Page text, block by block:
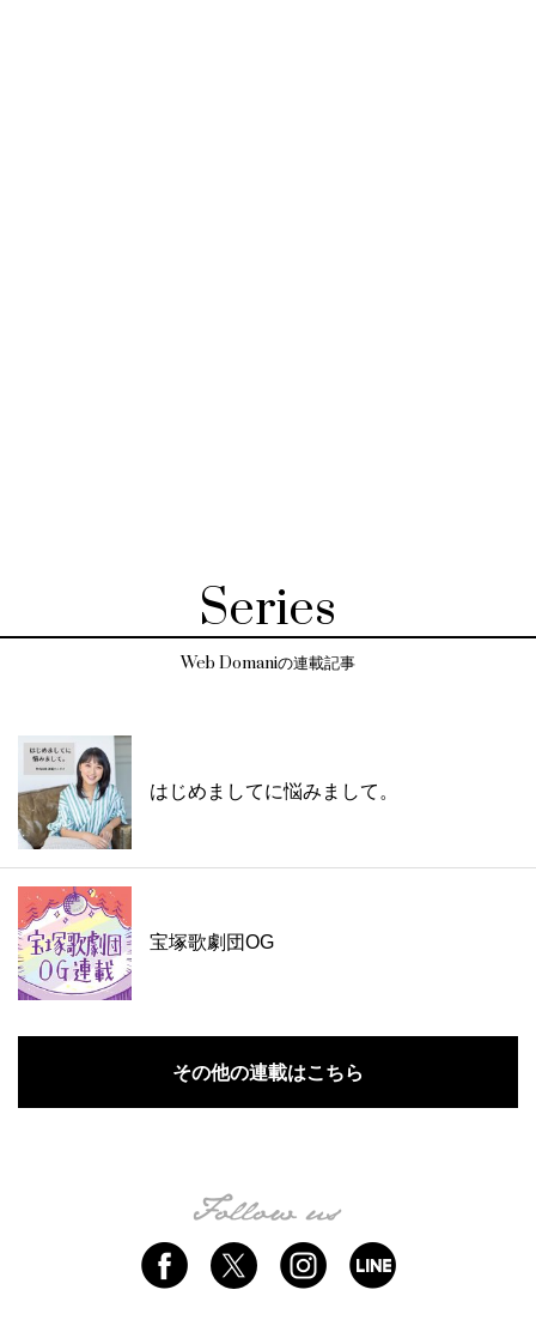
Series
Web Domaniの連載記事
はじめましてに悩みまして。
宝塚歌劇団OG
その他の連載はこちら